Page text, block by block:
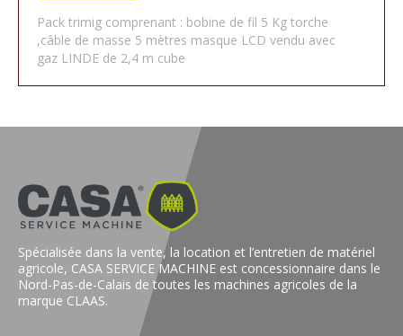
Pack trimig comprenant : bobine de fil 5 Kg torche
,câble de masse 5 mètres masque LCD vendu avec
gaz LINDE de 2,4 m cube
Spécialisée dans la vente, la location et l’entretien de matériel
agricole, CASA SERVICE MACHINE est concessionnaire dans le
Nord-Pas-de-Calais de toutes les machines agricoles de la
marque CLAAS.